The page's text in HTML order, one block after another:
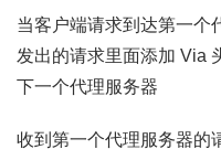
当客户端请求到达第一个
发出的请求里面添加 Via
下一个代理服务器
收到第一个代理服务器的